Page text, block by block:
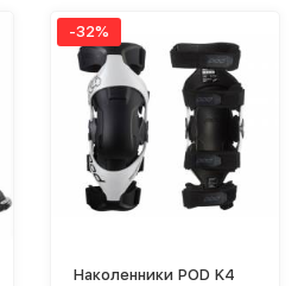
-32%
Наколенники POD K4